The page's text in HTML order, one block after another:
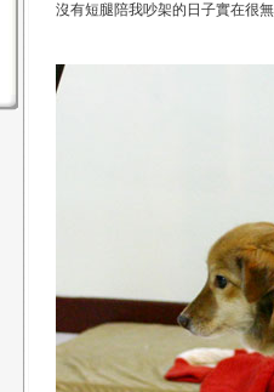
沒有短腿陪我吵架的日子實在很